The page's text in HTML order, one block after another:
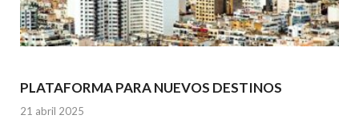
PLATAFORMA PARA NUEVOS DESTINOS
21 abril 2025